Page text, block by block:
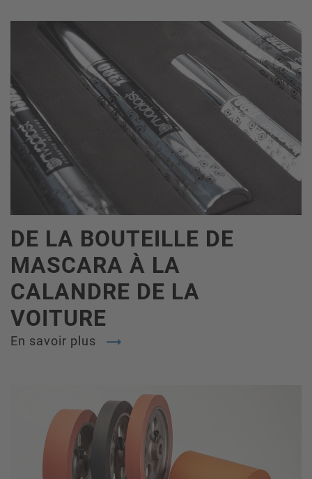
DE LA BOUTEILLE DE
MASCARA À LA
CALANDRE DE LA
VOITURE
En savoir plus